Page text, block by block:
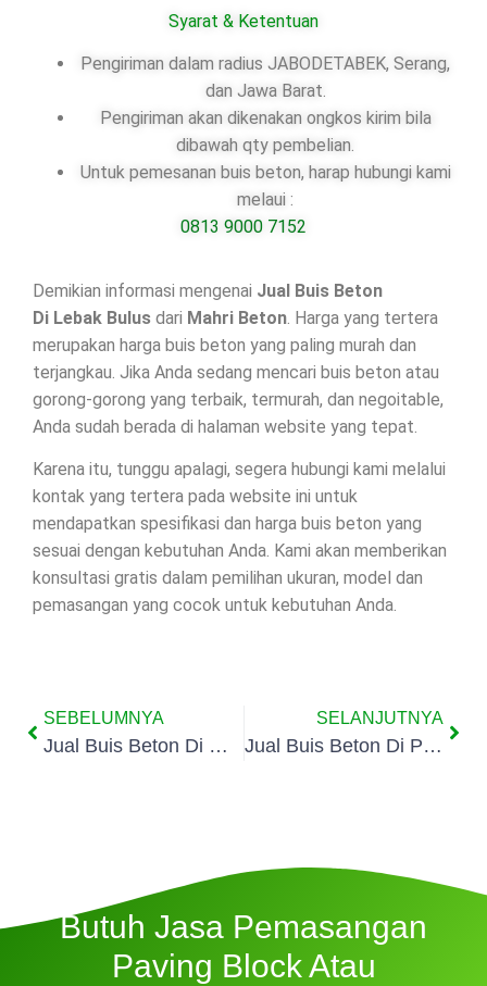
Syarat & Ketentuan
Pengiriman dalam radius JABODETABEK, Serang,
dan Jawa Barat.
Pengiriman akan dikenakan ongkos kirim bila
dibawah qty pembelian.
Untuk pemesanan buis beton, harap hubungi kami
melaui :
0813 9000 7152
Demikian informasi mengenai Jual Buis Beton
Di Lebak Bulus dari Mahri Beton. Harga yang tertera
merupakan harga buis beton yang paling murah dan
terjangkau. Jika Anda sedang mencari buis beton atau
gorong-gorong yang terbaik, termurah, dan negoitable,
Anda sudah berada di halaman website yang tepat.
Karena itu, tunggu apalagi, segera hubungi kami melalui
kontak yang tertera pada website ini untuk
mendapatkan spesifikasi dan harga buis beton yang
sesuai dengan kebutuhan Anda. Kami akan memberikan
konsultasi gratis dalam pemilihan ukuran, model dan
pemasangan yang cocok untuk kebutuhan Anda.
SEBELUMNYA
Jual Buis Beton Di Gandaria Selatan
SELANJUTNYA
Jual Buis Beton Di Pondok Labu
Butuh Jasa Pemasangan
Paving Block Atau